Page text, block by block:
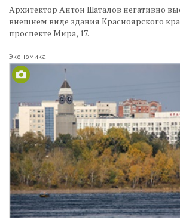
Архитектор Антон Шаталов негативно
внешнем виде здания Красноярского
проспекте Мира, 17.
Экономика